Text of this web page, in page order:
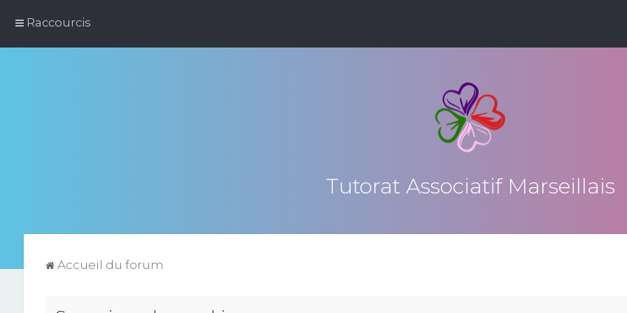
Raccourcis
Tutorat Associatif Marseillais
Accueil du forum